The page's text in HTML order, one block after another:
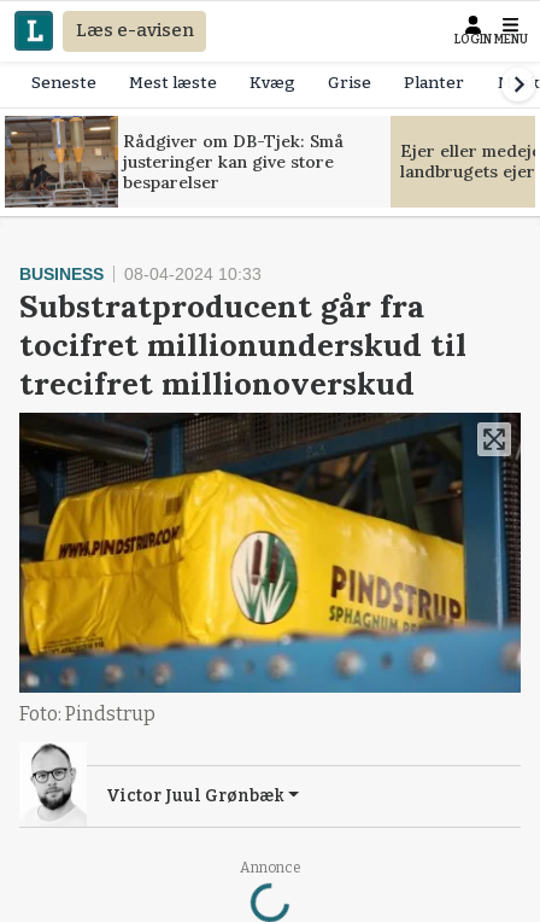
Læs e-avisen LOGIN MENU
Seneste Mest læste Kvæg Grise Planter
Rådgiver om DB-Tjek: Små
justeringer kan give store
besparelser
Ejer eller
landbrugets
Annonce
Loading...
BUSINESS 08-04-2024 10:33
Substratproducent går fra
tocifret millionunderskud til
trecifret millionoverskud
Foto: Pindstrup
Victor Juul Grønbæk